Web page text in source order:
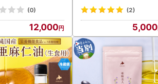
(0)
12,000
(2)
5,000